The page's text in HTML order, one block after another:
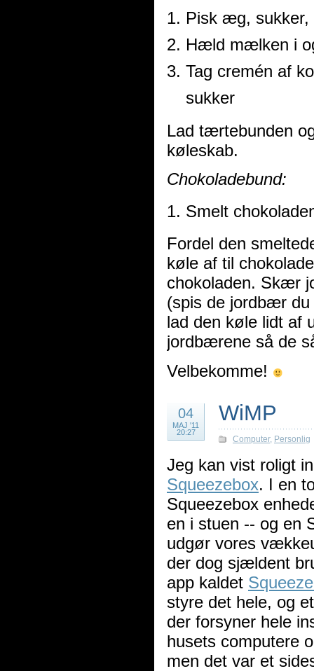
Pisk æg, sukker,
Hæld mælken i
Tag cremén af
sukker
Lad tærtebunden
køleskab.
Chokoladebund:
Smelt
Fordel den
køle af til
chokoladen. Skær
(spis de jordbær du
lad den køle lidt af
jordbærene så de
Velbekomme!
04
MAJ '11
20:27
WiMP
Computer, Personlig
Jeg kan vist roligt
Squeezebox. I en
Squeezebox
en i stuen -- og en
udgør vores
der dog sjældent
app kaldet
styre det hele, og
der forsyner hele
husets computere
men det var et